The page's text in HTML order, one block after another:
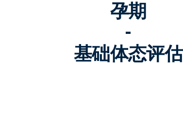
孕期
-
基础体态评估